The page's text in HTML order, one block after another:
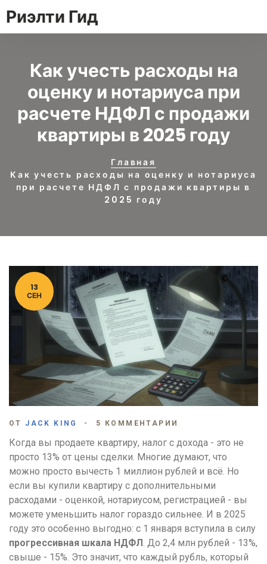
Риэлти Гид
Как учесть расходы на
оценку и нотариуса при
расчете НДФЛ с продажи
квартиры в 2025 году
Главная
Как учесть расходы на оценку и нотариуса
при расчете НДФЛ с продажи квартиры в
2025 году
13
СЕН
ОТ JACK KING 5 КОММЕНТАРИИ
Когда вы продаете квартиру, налог с дохода - это не
просто 13% от цены сделки. Многие думают, что
можно просто вычесть 1 миллион рублей и всё. Но
если вы купили квартиру с дополнительными
расходами - оценкой, нотариусом, регистрацией - вы
можете уменьшить налог гораздо сильнее. И в 2025
году это особенно выгодно: с 1 января вступила в силу
прогрессивная шкала НДФЛ. До 2,4 млн рублей - 13%,
свыше - 15%. Это значит, что каждый рубль, который